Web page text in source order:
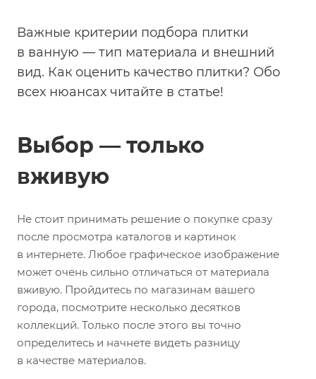
Важные критерии подбора плитки
в ванную — тип материала и внешний
вид. Как оценить качество плитки? Обо
всех нюансах читайте в статье!
Выбор — только
вживую
Не стоит принимать решение о покупке сразу
после просмотра каталогов и картинок
в интернете. Любое графическое изображение
может очень сильно отличаться от материала
вживую. Пройдитесь по магазинам вашего
города, посмотрите несколько десятков
коллекций. Только после этого вы точно
определитесь и начнете видеть разницу
в качестве материалов.